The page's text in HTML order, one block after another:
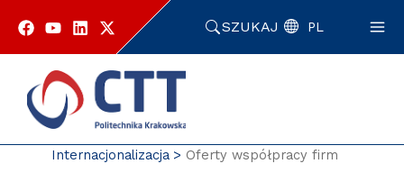
SZUKAJ PL
Strona główna
Internacjonalizacja
Oferty współpracy firm